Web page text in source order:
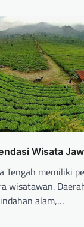
Wisata
Tengah memiliki
wisatawan.
alam,…